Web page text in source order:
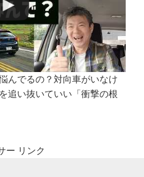
んでるの？対向車がいなけ
追い抜いていい「衝撃の根
ー リンク